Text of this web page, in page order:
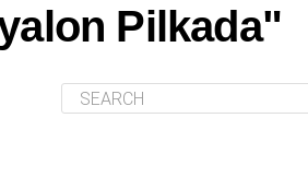
Pilkada"